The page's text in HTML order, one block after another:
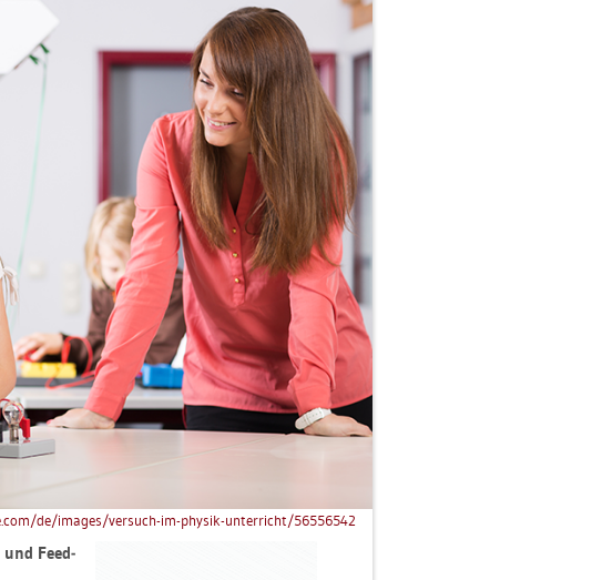
​de/​images/​versuch-​im-​physik-​unterricht/​56556542
Feed­